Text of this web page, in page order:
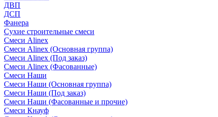
ДВП
ДСП
Фанера
Сухие строительные смеси
Смеси Alinex
Смеси Alinex (Основная группа)
Смеси Alinex (Под заказ)
Смеси Alinex (Фасованные)
Смеси Наши
Смеси Наши (Основная группа)
Смеси Наши (Под заказ)
Смеси Наши (Фасованные и прочие)
Смеси Кнауф